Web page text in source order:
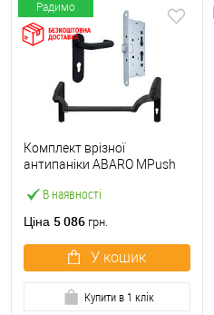
Радимо
В наявності
Комплект врізної
антипаніки ABARO МPush
чорний із замком та ручкою
Ціна 5 086 грн.
У кошик
Купити в 1 клік